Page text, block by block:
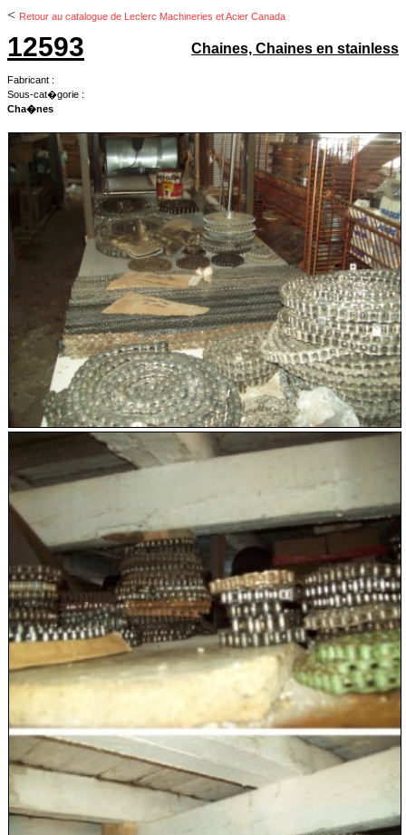
< Retour au catalogue de Leclerc Machineries et Acier Canada
12593
Fabricant :
Sous-cat�gorie :
Cha�nes
Chaines, Chaines en stainless